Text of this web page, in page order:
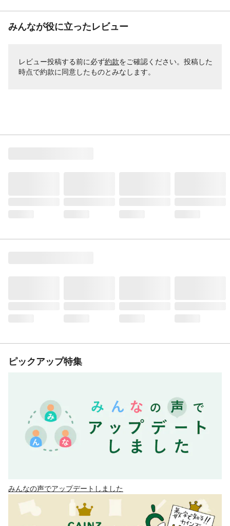
みんなが役に立ったレビュー
レビュー投稿する前に必ず約款をご確認ください。投稿した
時点で約款に同意したものとみなします。
ピックアップ特集
みんなの声でアップデートしました